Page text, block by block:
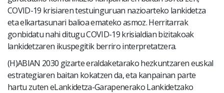
COVID-19 krisiaren testuinguruan nazioarteko lankidetza
eta elkartasunari balioa emateko asmoz. Herritarrak
gonbidatu nahi ditugu COVID-19 krisialdian bizitakoak
lankidetzaren ikuspegitik berriro interpretatzera.
(H)ABIAN 2030 gizarte eraldaketarako hezkuntzaren euskal
estrategiaren baitan kokatzen da, eta kanpainan parte
hartu zuten eLankidetza-Garapenerako Lankidetzako